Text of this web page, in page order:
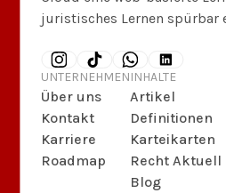
juristisches Lernen spürbar
UNTERNEHMEN
Über uns
Kontakt
Karriere
Roadmap
INHALTE
Artikel
Definitionen
Karteikarten
Recht Aktuell
Blog